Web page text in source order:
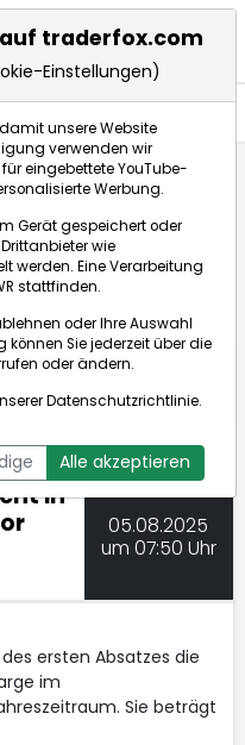
Autozulieferung vor ...
DPA-AFX COMPACT
in
05.08.2025
um 07:50 Uhr
ersten Absatzes die
im
Sie beträgt
traderfox.com
Einstellungen)
unsere Website
verwenden wir
eingebettete YouTube-
Werbung.
Gerät gespeichert oder
wie
werden. Eine Verarbeitung
stattfinden.
oder Ihre Auswahl
Sie jederzeit über die
oder ändern.
Datenschutzrichtlinie.
Alle akzeptieren